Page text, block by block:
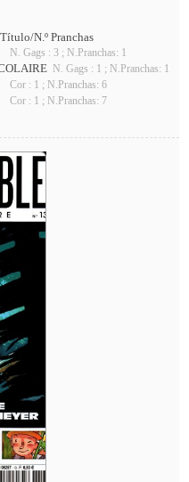
Título/N.º Pranchas
N. Gags : 3 ; N.Pranchas: 1
N. Gags : 1 ; N.Pranchas: 1
Cor : 1 ; N.Pranchas: 6
Cor : 1 ; N.Pranchas: 7